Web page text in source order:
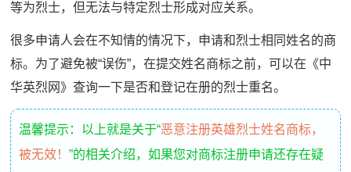
等为烈士，但无法与特定烈士形成对应关系。
很多申请人会在不知情的情况下，申请和烈士相同姓名的商
标。为了避免被“误伤”，在提交姓名商标之前，可以在《中
华英烈网》查询一下是否和登记在册的烈士重名。
温馨提示：以上就是关于“恶意注册英雄烈士姓名商标，
被无效！”的相关介绍，如果您对商标注册申请还存在疑